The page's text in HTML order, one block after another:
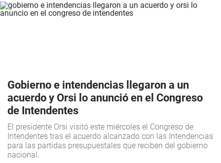
Gobierno e intendencias llegaron a un
acuerdo y Orsi lo anunció en el Congreso
de Intendentes
El presidente Orsi visitó este miércoles el Congreso de
Intendentes tras el acuerdo alcanzado con las Intendencias
para las partidas presupuestales que reciben del gobierno
nacional.